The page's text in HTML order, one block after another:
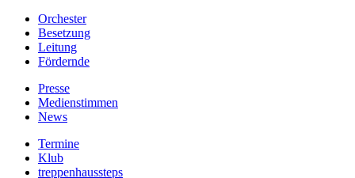
Orchester
Besetzung
Leitung
Fördernde
Presse
Medienstimmen
News
Termine
Klub
treppenhaussteps